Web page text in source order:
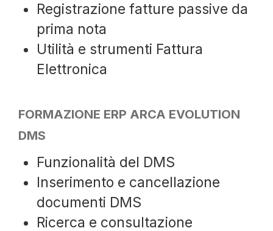
Registrazione fatture passive da
prima nota
Utilità e strumenti Fattura
Elettronica
FORMAZIONE ERP ARCA EVOLUTION
DMS
Funzionalità del DMS
Inserimento e cancellazione
documenti DMS
Ricerca e consultazione